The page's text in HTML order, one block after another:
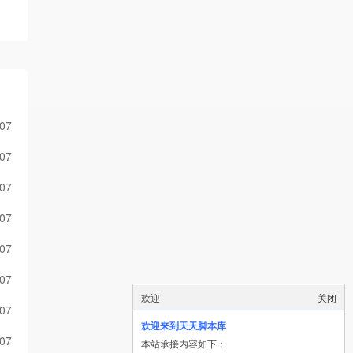
关闭
欢迎
欢迎来到天天脚本库
本站承接内容如下：